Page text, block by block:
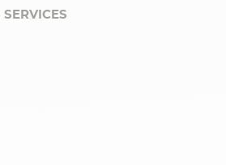
SERVICES